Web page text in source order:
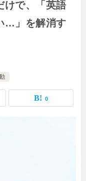
けで、「英語
…」を解消す
0